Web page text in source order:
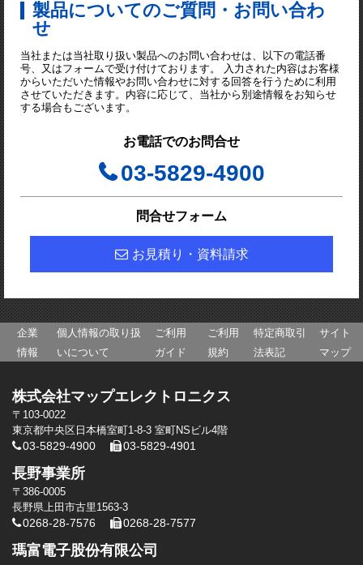
製品についてのご質問・お問い合わ
せ
当社または当社取り扱い製品へのお問い合わせは、以下の電話番
号、又はフォームで受け付けております。 入力された内容はお客様
からいただいた情報やお問い合わせに対する回答を行うために利用
させていただきます。内容に応じて、当社から別途情報をお知らせ
する場合もございます。
お電話でのお問合せ
03-5829-4900
問合せフォーム
お見積り・資料請求
企業
情報
個人情報の取り扱
いについて
ご利用
ガイド
ご利用
規約
特定商取引
法表記
サイト
マップ
株式会社マップエレクトロニクス
〒103-0022
東京都中央区日本橋室町1-8-3 室町NSビル4階
03-5829-4900 03-5829-4901
長野事業所
〒386-0005
長野県上田市古里1563-3
0268-28-7576 0268-28-7577
瑪富電子股份有限公司